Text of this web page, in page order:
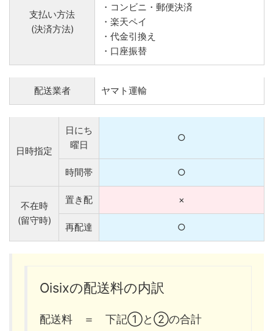
支払い方法
(決済方法)
・コンビニ・郵便決済
・楽天ペイ
・代金引換え
・口座振替
配送業者 ヤマト運輸
日時指定
日にち
曜日
○
時間帯 ○
不在時
(留守時)
置き配 ×
再配達 ○
Oisixの配送料の内訳
配送料 ＝ 下記①と②の合計